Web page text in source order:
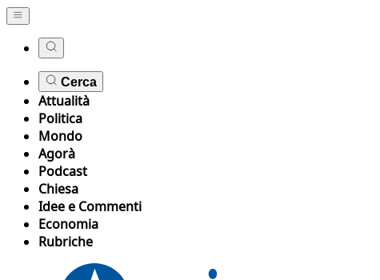
Cerca
Attualità
Politica
Mondo
Agorà
Podcast
Chiesa
Idee e Commenti
Economia
Rubriche